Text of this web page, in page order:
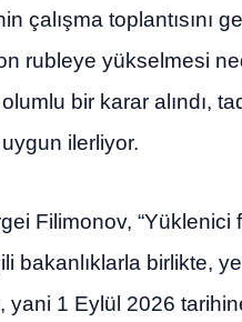
çalışma toplantısını
rubleye yükselmesi
bir karar alındı,
ilerliyor.
Filimonov, “Yüklenici
birlikte,
yani 1 Eylül 2026